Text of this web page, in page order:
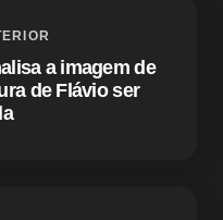
a imagem de
de Flávio ser